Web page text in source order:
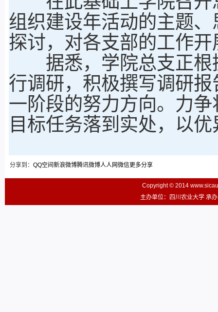
组织建设年活动的主题
探讨，对各支部的工作
据悉，学院总支正根
行调研，积极撰写调研
一阶段的努力方向。力
目标任务落到实处，以
分享到： QQ空间 新浪微博腾讯微博人人网微信更多分享
Copyright © 2014
主办单位：四川农业大学 承